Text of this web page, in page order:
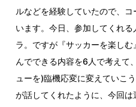
ルなどを経験していたので、
います。今日、参加してくれ
ラ。ですが『サッカーを楽し
んでできる内容を6人で考えて
ューを)臨機応変に変えていこ
が話してくれたように、今回